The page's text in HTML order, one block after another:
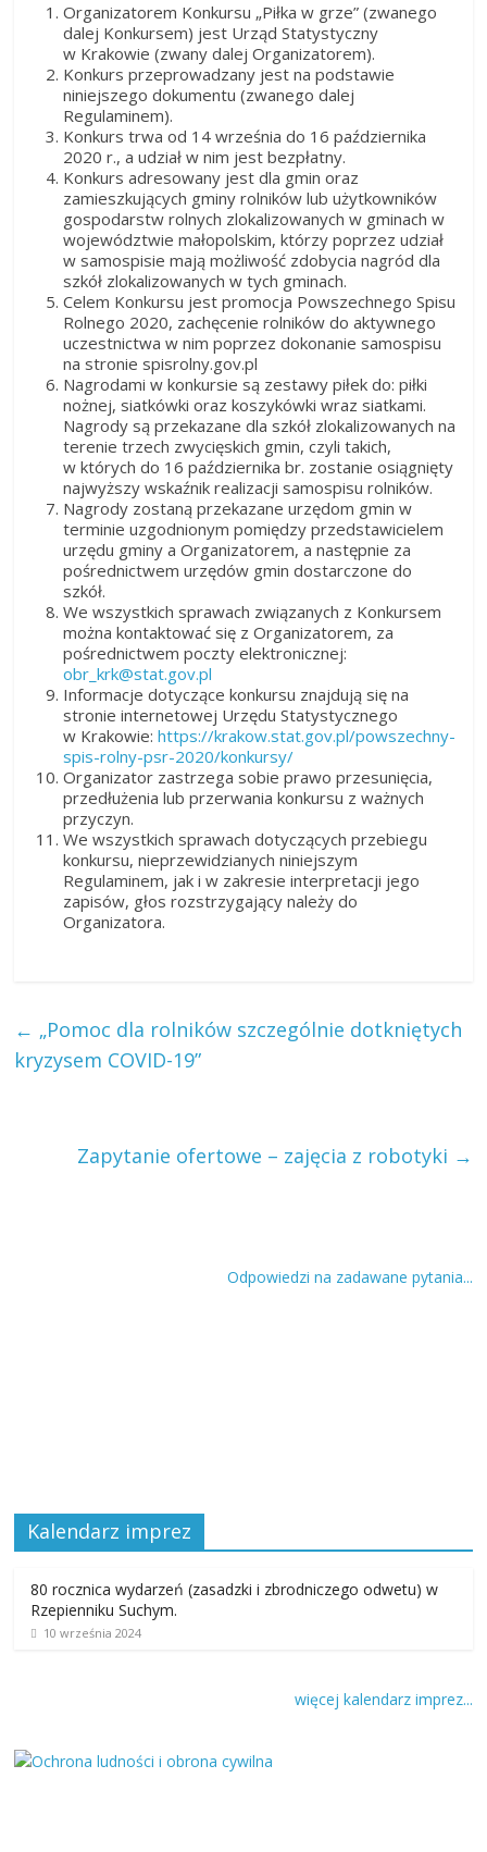
Organizatorem Konkursu „Piłka w grze” (zwanego
dalej Konkursem) jest Urząd Statystyczny
w Krakowie (zwany dalej Organizatorem).
Konkurs przeprowadzany jest na podstawie
niniejszego dokumentu (zwanego dalej
Regulaminem).
Konkurs trwa od 14 września do 16 października
2020 r., a udział w nim jest bezpłatny.
Konkurs adresowany jest dla gmin oraz
zamieszkujących gminy rolników lub użytkowników
gospodarstw rolnych zlokalizowanych w gminach w
województwie małopolskim, którzy poprzez udział
w samospisie mają możliwość zdobycia nagród dla
szkół zlokalizowanych w tych gminach.
Celem Konkursu jest promocja Powszechnego Spisu
Rolnego 2020, zachęcenie rolników do aktywnego
uczestnictwa w nim poprzez dokonanie samospisu
na stronie spisrolny.gov.pl
Nagrodami w konkursie są zestawy piłek do: piłki
nożnej, siatkówki oraz koszykówki wraz siatkami.
Nagrody są przekazane dla szkół zlokalizowanych na
terenie trzech zwycięskich gmin, czyli takich,
w których do 16 października br. zostanie osiągnięty
najwyższy wskaźnik realizacji samospisu rolników.
Nagrody zostaną przekazane urzędom gmin w
terminie uzgodnionym pomiędzy przedstawicielem
urzędu gminy a Organizatorem, a następnie za
pośrednictwem urzędów gmin dostarczone do
szkół.
We wszystkich sprawach związanych z Konkursem
można kontaktować się z Organizatorem, za
pośrednictwem poczty elektronicznej:
obr_krk@stat.gov.pl
Informacje dotyczące konkursu znajdują się na
stronie internetowej Urzędu Statystycznego
w Krakowie:https://krakow.stat.gov.pl/powszechny-
spis-rolny-psr-2020/konkursy/
Organizator zastrzega sobie prawo przesunięcia,
przedłużenia lub przerwania konkursu z ważnych
przyczyn.
We wszystkich sprawach dotyczących przebiegu
konkursu, nieprzewidzianych niniejszym
Regulaminem, jak i w zakresie interpretacji jego
zapisów, głos rozstrzygający należy do
Organizatora.
← „Pomoc dla rolników szczególnie dotkniętych
kryzysem COVID-19”
Zapytanie ofertowe – zajęcia z robotyki →
Odpowiedzi na zadawane pytania...
Kalendarz imprez
80 rocznica wydarzeń (zasadzki i zbrodniczego odwetu) w
Rzepienniku Suchym.
10 września 2024
więcej kalendarz imprez...